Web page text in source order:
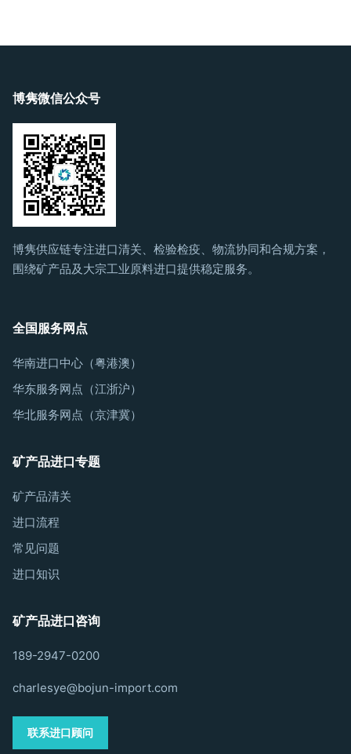
博隽微信公众号
博隽供应链专注进口清关、检验检疫、物流协同和合规方案，
围绕矿产品及大宗工业原料进口提供稳定服务。
全国服务网点
华南进口中心（粤港澳）
华东服务网点（江浙沪）
华北服务网点（京津冀）
矿产品进口专题
矿产品清关
进口流程
常见问题
进口知识
矿产品进口咨询
189-2947-0200
charlesye@bojun-import.com
联系进口顾问